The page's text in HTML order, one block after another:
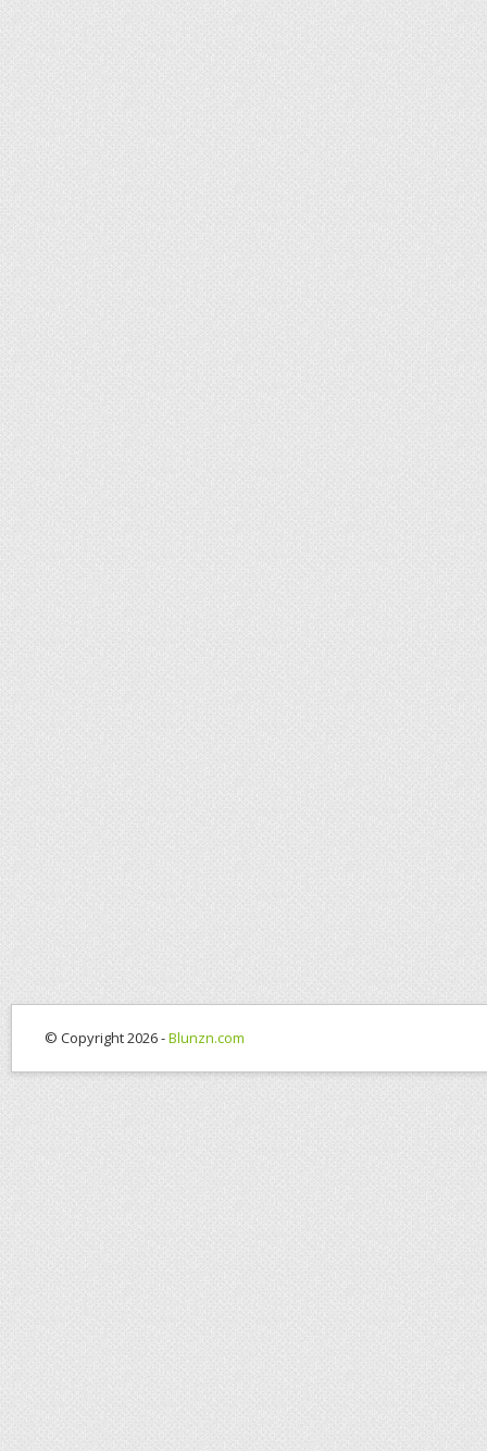
© Copyright 2026 -Blunzn.com